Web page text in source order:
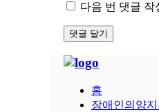
다음 번 댓글 작
홈
장애인의양지